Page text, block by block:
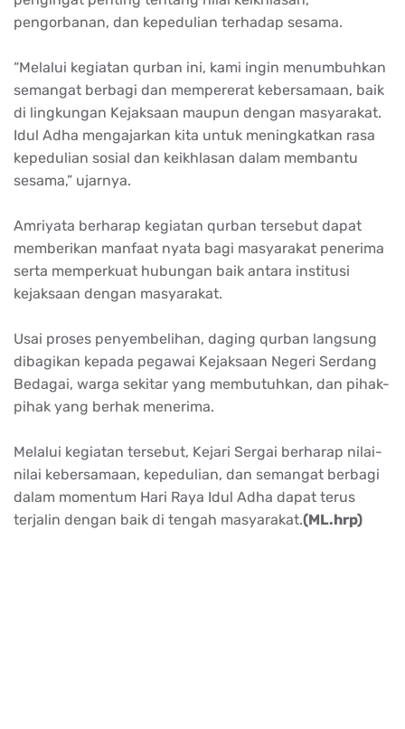
pengorbanan, dan kepedulian terhadap sesama.
“Melalui kegiatan qurban ini, kami ingin menumbuhkan
semangat berbagi dan mempererat kebersamaan, baik
di lingkungan Kejaksaan maupun dengan masyarakat.
Idul Adha mengajarkan kita untuk meningkatkan rasa
kepedulian sosial dan keikhlasan dalam membantu
sesama,” ujarnya.
Amriyata berharap kegiatan qurban tersebut dapat
memberikan manfaat nyata bagi masyarakat penerima
serta memperkuat hubungan baik antara institusi
kejaksaan dengan masyarakat.
Usai proses penyembelihan, daging qurban langsung
dibagikan kepada pegawai Kejaksaan Negeri Serdang
Bedagai, warga sekitar yang membutuhkan, dan pihak-
pihak yang berhak menerima.
Melalui kegiatan tersebut, Kejari Sergai berharap nilai-
nilai kebersamaan, kepedulian, dan semangat berbagi
dalam momentum Hari Raya Idul Adha dapat terus
terjalin dengan baik di tengah masyarakat.(ML.hrp)